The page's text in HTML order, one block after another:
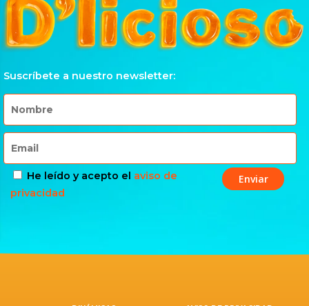
Suscríbete a nuestro newsletter:
He leído y acepto el aviso de
privacidad